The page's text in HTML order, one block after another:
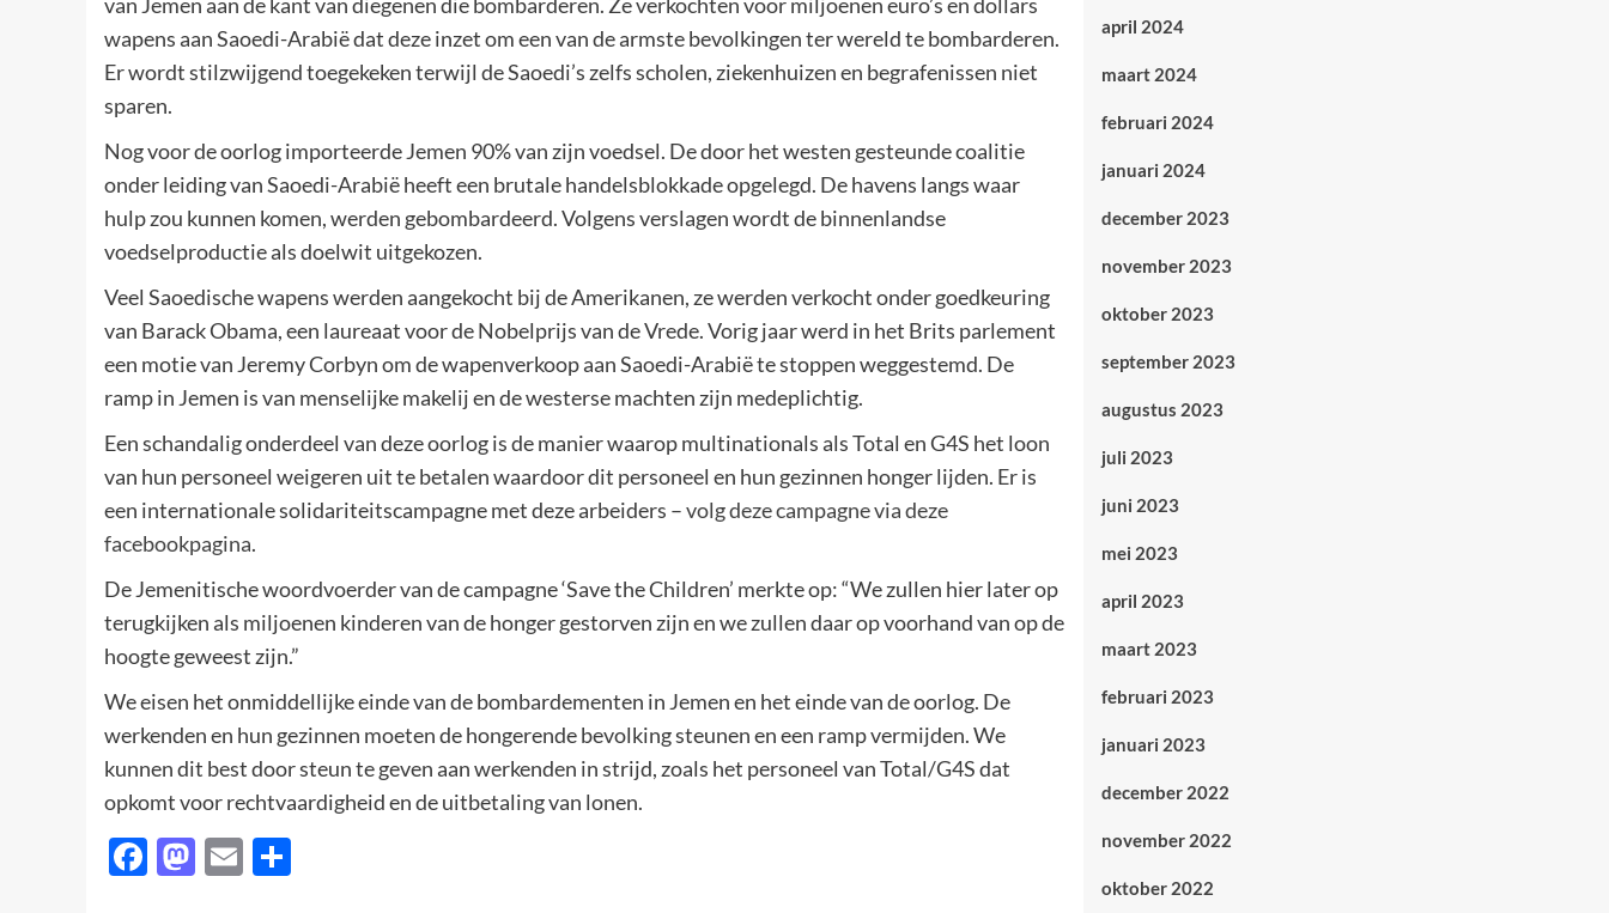
wapens aan Saoedi-Arabië dat deze inzet om een van de armste bevolkingen ter wereld te bombarderen.
Er wordt stilzwijgend toegekeken terwijl de Saoedi’s zelfs scholen, ziekenhuizen en begrafenissen niet
sparen.
Nog voor de oorlog importeerde Jemen 90% van zijn voedsel. De door het westen gesteunde coalitie
onder leiding van Saoedi-Arabië heeft een brutale handelsblokkade opgelegd. De havens langs waar
hulp zou kunnen komen, werden gebombardeerd. Volgens verslagen wordt de binnenlandse
voedselproductie als doelwit uitgekozen.
Veel Saoedische wapens werden aangekocht bij de Amerikanen, ze werden verkocht onder goedkeuring
van Barack Obama, een laureaat voor de Nobelprijs van de Vrede. Vorig jaar werd in het Brits parlement
een motie van Jeremy Corbyn om de wapenverkoop aan Saoedi-Arabië te stoppen weggestemd. De
ramp in Jemen is van menselijke makelij en de westerse machten zijn medeplichtig.
Een schandalig onderdeel van deze oorlog is de manier waarop multinationals als Total en G4S het loon
van hun personeel weigeren uit te betalen waardoor dit personeel en hun gezinnen honger lijden. Er is
een internationale solidariteitscampagne met deze arbeiders –volg deze campagne via deze
facebookpagina.
De Jemenitische woordvoerder van de campagne ‘Save the Children’ merkte op: “We zullen hier later op
terugkijken als miljoenen kinderen van de honger gestorven zijn en we zullen daar op voorhand van op de
hoogte geweest zijn.”
We eisen het onmiddellijke einde van de bombardementen in Jemen en het einde van de oorlog. De
werkenden en hun gezinnen moeten de hongerende bevolking steunen en een ramp vermijden. We
kunnen dit best door steun te geven aan werkenden in strijd, zoals het personeel van Total/G4S dat
opkomt voor rechtvaardigheid en de uitbetaling van lonen.
Facebook
Mastodon
Email
april 2024
maart 2024
februari 2024
januari 2024
december 2023
november 2023
oktober 2023
september 2023
augustus 2023
juli 2023
juni 2023
mei 2023
april 2023
maart 2023
februari 2023
januari 2023
december 2022
november 2022
oktober 2022